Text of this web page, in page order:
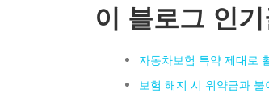
이 블로그 인
자동차보험 특약 제대로
보험 해지 시 위약금과 불